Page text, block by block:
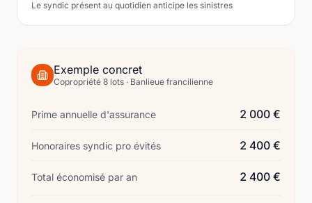
Le syndic présent au quotidien anticipe les sinistres
Exemple concret
Copropriété 8 lots · Banlieue francilienne
Prime annuelle d'assurance 2 000 €
Honoraires syndic pro évités 2 400 €
Total économisé par an 2 400 €